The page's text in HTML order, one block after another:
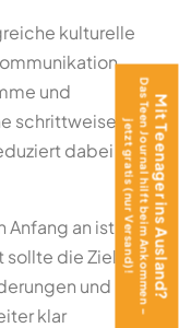
kulturelle
und
schrittweise
dabei
Anfang an ist
sollte die Ziele
und
klar
Mit Teenager ins Ausland?
Das Teen Journal hilft beim Ankommen –
jetzt gratis (nur Versand)!